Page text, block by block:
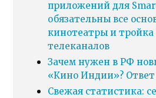
приложений для
обязательны все
кинотеатры и тройка
телеканалов
Зачем нужен в РФ
«Кино Индии»? Ответ
Свежая статистика: